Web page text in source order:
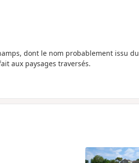
dont le nom probablement issu du
aux paysages traversés.